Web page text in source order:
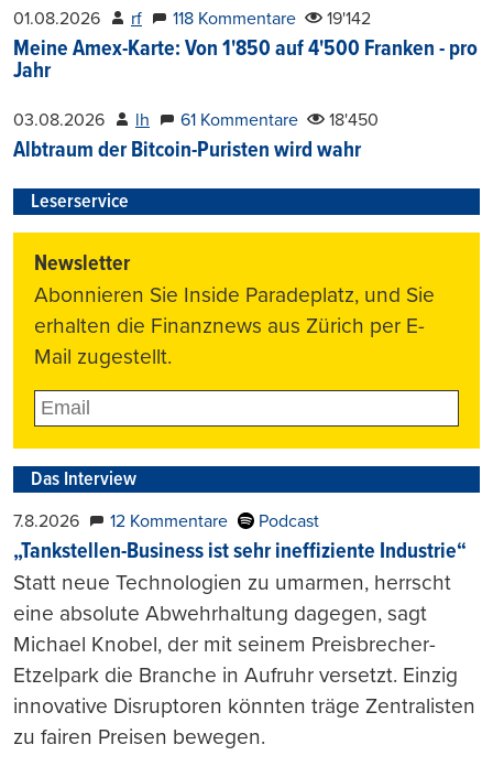
01.08.2026 rf 118 Kommentare 19'142
Meine Amex-Karte: Von 1'850 auf 4'500 Franken - pro
Jahr
03.08.2026 lh 61 Kommentare 18'450
Albtraum der Bitcoin-Puristen wird wahr
Leserservice
Newsletter
Abonnieren Sie Inside Paradeplatz, und Sie
erhalten die Finanznews aus Zürich per E-
Mail zugestellt.
Das Interview
7.8.2026 12 Kommentare Podcast
„Tankstellen-Business ist sehr ineffiziente Industrie“
Statt neue Technologien zu umarmen, herrscht
eine absolute Abwehrhaltung dagegen, sagt
Michael Knobel, der mit seinem Preisbrecher-
Etzelpark die Branche in Aufruhr versetzt. Einzig
innovative Disruptoren könnten träge Zentralisten
zu fairen Preisen bewegen.